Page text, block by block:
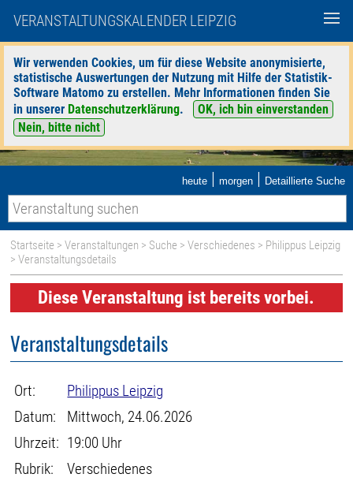
VERANSTALTUNGSKALENDER LEIPZIG
Wir verwenden Cookies, um für diese Website anonymisierte,
statistische Auswertungen der Nutzung mit Hilfe der Statistik-
Software Matomo zu erstellen. Mehr Informationen finden Sie
in unserer Datenschutzerklärung.
OK, ich bin einverstanden
Nein, bitte nicht
heute | morgen | Detaillierte Suche
Startseite >Veranstaltungen > Suche >Verschiedenes > Philippus Leipzig
> Veranstaltungsdetails
Diese Veranstaltung ist bereits vorbei.
Veranstaltungsdetails
Ort:
Philippus Leipzig
Datum:
Mittwoch, 24.06.2026
Uhrzeit: 19:00 Uhr
Rubrik:
Verschiedenes